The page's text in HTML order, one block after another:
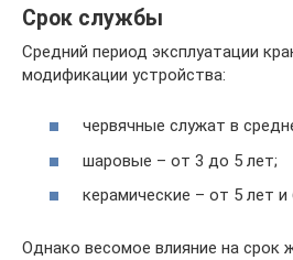
Срок службы
Средний период эксплуатации
модификации устройства:
червячные служат в
шаровые – от 3 до 5 лет;
керамические – от 5 лет и
Однако весомое влияние на срок